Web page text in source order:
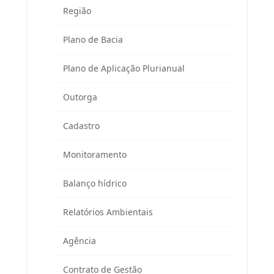
Região
Plano de Bacia
Plano de Aplicação Plurianual
Outorga
Cadastro
Monitoramento
Balanço hídrico
Relatórios Ambientais
Agência
Contrato de Gestão
Comitê Guandu-RJ
Esqueceu sua senha?